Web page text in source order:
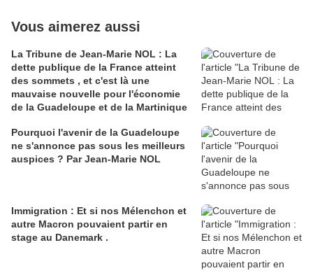
Vous aimerez aussi
La Tribune de Jean-Marie NOL : La
dette publique de la France atteint
des sommets , et c'est là une
mauvaise nouvelle pour l'économie
de la Guadeloupe et de la Martinique
Pourquoi l'avenir de la Guadeloupe
ne s'annonce pas sous les meilleurs
auspices ? Par Jean-Marie NOL
Immigration : Et si nos Mélenchon et
autre Macron pouvaient partir en
stage au Danemark .